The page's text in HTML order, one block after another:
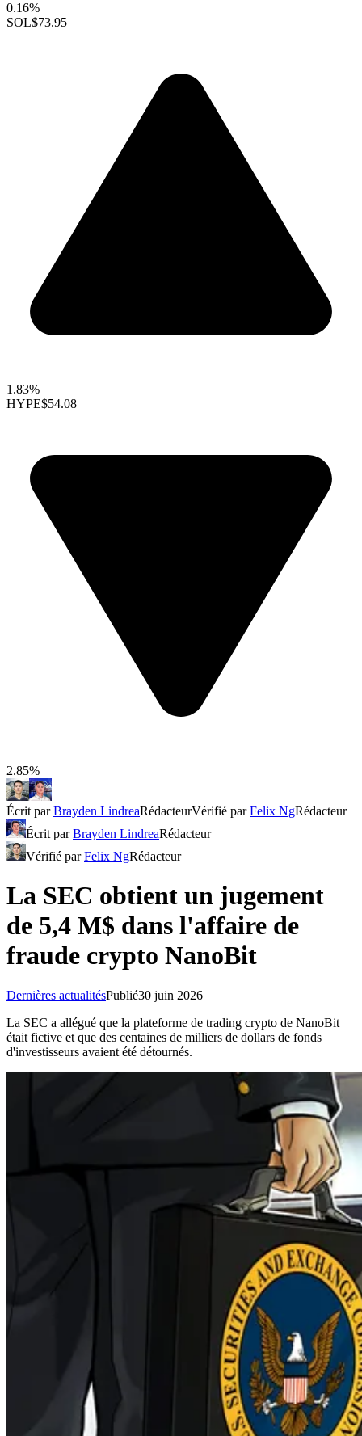
0.16%
SOL$73.95
1.83%
HYPE$54.08
2.85%
Écrit parBrayden LindreaRédacteurVérifié parFelix NgRédacteur
Écrit parBrayden LindreaRédacteur
Vérifié parFelix NgRédacteur
La SEC obtient un jugement
de 5,4 M$ dans l'affaire de
fraude crypto NanoBit
Dernières actualitésPublié30 juin 2026
La SEC a allégué que la plateforme de trading crypto de NanoBit
était fictive et que des centaines de milliers de dollars de fonds
d'investisseurs avaient été détournés.